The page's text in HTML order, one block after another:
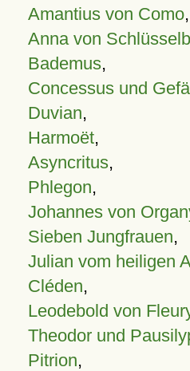
Amantius von Como,
Anna von
Bademus,
Concessus und
Duvian,
Harmoët,
Asyncritus,
Phlegon,
Johannes von
Sieben Jungfrauen,
Julian vom heiligen
Cléden,
Leodebold von
Theodor und
Pitrion,